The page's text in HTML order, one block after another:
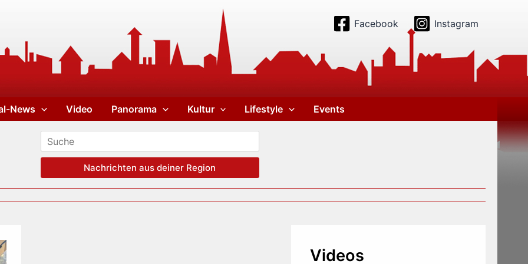
Facebook Instagram
News Video Panorama Kultur Lifestyle Events
Nachrichten aus deiner Region
Videos